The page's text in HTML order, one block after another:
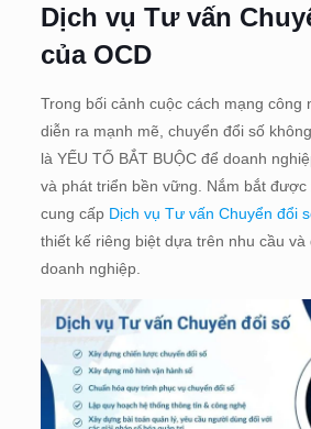
Dịch vụ Tư vấn
của OCD
Trong bối cảnh cuộc cách mạng công
diễn ra mạnh mẽ, chuyển đổi số
là YẾU TỐ BẮT BUỘC để doanh
và phát triển bền vững. Nắm bắt được
cung cấp Dịch vụ Tư vấn Chuyển đổi
thiết kế riêng biệt dựa trên nhu cầu và
doanh nghiệp.